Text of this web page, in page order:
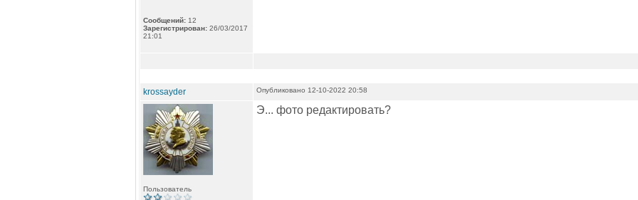
Сообщений: 12
Зарегистрирован: 26/03/2017
21:01
krossayder Опубликовано 12-10-2022 20:58
Пользователь
Э... фото редактировать?